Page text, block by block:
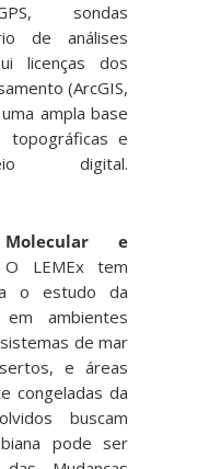
sondas
de análises
licenças dos
(ArcGIS,
ampla base
e
digital.
e
LEMEx tem
o estudo da
ambientes
de mar
e áreas
congeladas da
buscam
pode ser